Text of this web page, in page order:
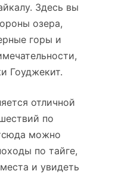
Здесь вы
озера,
горы и
Гоуджекит.
отличной
по
можно
по тайге,
и увидеть